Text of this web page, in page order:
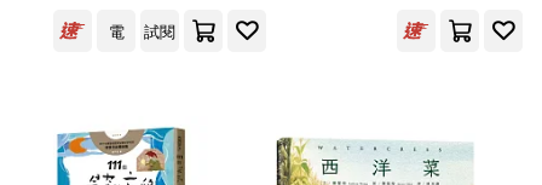
黃國川(1) 黃賢強(1)
黃鋒榮(1)
電
試閱